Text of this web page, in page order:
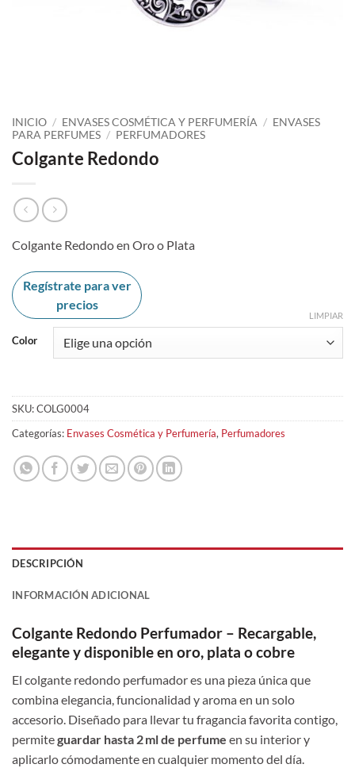
INICIO / ENVASES COSMÉTICA Y PERFUMERÍA / ENVASES
PARA PERFUMES / PERFUMADORES
Colgante Redondo
Colgante Redondo en Oro o Plata
Regístrate para ver
precios
Color
LIMPIAR
SKU:COLG0004
Categorías: Envases Cosmética y Perfumería, Perfumadores
DESCRIPCIÓN
INFORMACIÓN ADICIONAL
Colgante Redondo Perfumador – Recargable,
elegante y disponible en oro, plata o cobre
El colgante redondo perfumador es una pieza única que
combina elegancia, funcionalidad y aroma en un solo
accesorio. Diseñado para llevar tu fragancia favorita contigo,
permiteguardar hasta 2 ml de perfume en su interior y
aplicarlo cómodamente en cualquier momento del día.